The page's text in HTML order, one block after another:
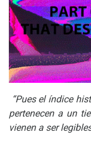
“Pues el índice
pertenecen a un
vienen a ser